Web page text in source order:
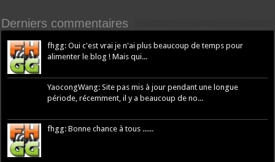
Derniers commentaires
fhgg: Oui c'est vrai je n'ai plus beaucoup de temps pour
alimenter le blog ! Mais qui...
YaocongWang: Site pas mis à jour pendant une longue
période, récemment, il y a beaucoup de no...
fhgg: Bonne chance à tous ......